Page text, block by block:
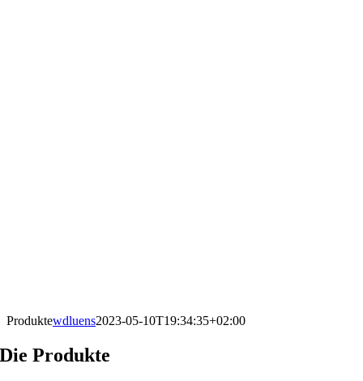
Produktewdluens2023-05-10T19:34:35+02:00
Die Produkte